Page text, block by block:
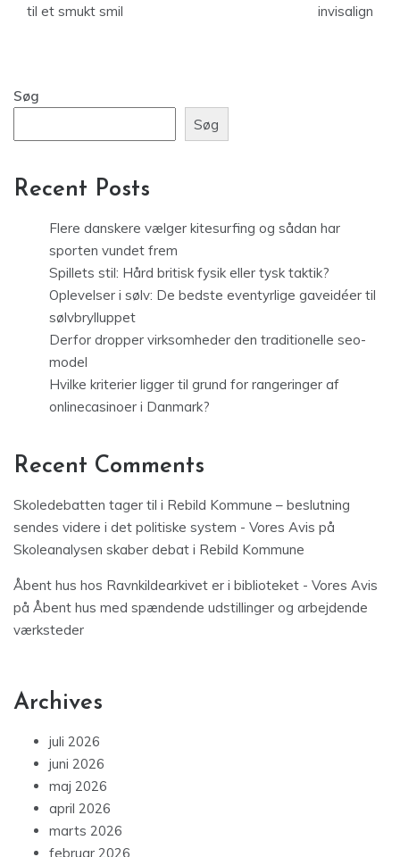
til et smukt smil
invisalign
Søg
Søg
Recent Posts
Flere danskere vælger kitesurfing og sådan har
sporten vundet frem
Spillets stil: Hård britisk fysik eller tysk taktik?
Oplevelser i sølv: De bedste eventyrlige gaveidéer til
sølvbrylluppet
Derfor dropper virksomheder den traditionelle seo-
model
Hvilke kriterier ligger til grund for rangeringer af
onlinecasinoer i Danmark?
Recent Comments
Skoledebatten tager til i Rebild Kommune – beslutning
sendes videre i det politiske system - Vores Avis på
Skoleanalysen skaber debat i Rebild Kommune
Åbent hus hos Ravnkildearkivet er i biblioteket - Vores Avis
på Åbent hus med spændende udstillinger og arbejdende
værksteder
Archives
juli 2026
juni 2026
maj 2026
april 2026
marts 2026
februar 2026